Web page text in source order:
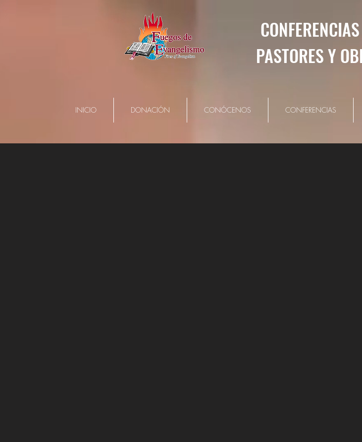
PASTORES Y
INICIO DONACIÓN CONÓCENOS CONFERENCIAS